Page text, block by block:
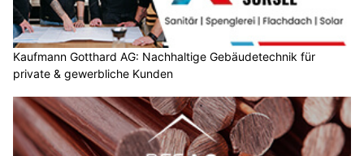
Kaufmann Gotthard AG: Nachhaltige Gebäudetechnik für
private & gewerbliche Kunden